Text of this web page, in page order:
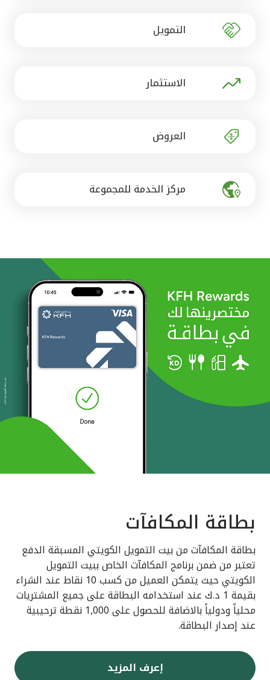
مصر
التمويل
الاستثمار
العروض
مركز الخدمة للمجموعة
بطاقة المكافآت
بطاقة المكافآت من بيت التمويل الكويتي المسبقة الدفع
تعتبر من ضمن برنامج المكافآت الخاص ببيت التمويل
الكويتي حيث يتمكن العميل من كسب 10 نقاط عند الشراء
بقيمة 1 د.ك عند استخدامه البطاقة على جميع المشتريات
محلياً ودولياً بالاضافة للحصول على 1,000 نقطة ترحيبية
عند إصدار البطاقة.
إعرف المزيد